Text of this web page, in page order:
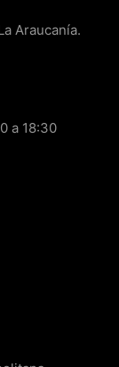
Araucanía.
a 18:30